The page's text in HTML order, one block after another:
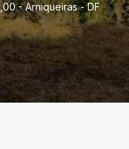
- Arniqueiras - DF